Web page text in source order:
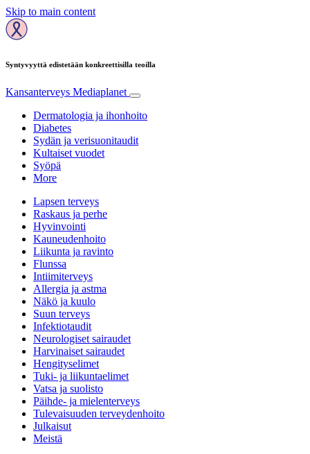
Skip to main content
Syntyvyyttä edistetään konkreettisilla teoilla
Kansanterveys Mediaplanet
Dermatologia ja ihonhoito
Diabetes
Sydän ja verisuonitaudit
Kultaiset vuodet
Syöpä
More
Lapsen terveys
Raskaus ja perhe
Hyvinvointi
Kauneudenhoito
Liikunta ja ravinto
Flunssa
Intiimiterveys
Allergia ja astma
Näkö ja kuulo
Suun terveys
Infektiotaudit
Neurologiset sairaudet
Harvinaiset sairaudet
Hengityselimet
Tuki- ja liikuntaelimet
Vatsa ja suolisto
Päihde- ja mielenterveys
Tulevaisuuden terveydenhoito
Julkaisut
Meistä